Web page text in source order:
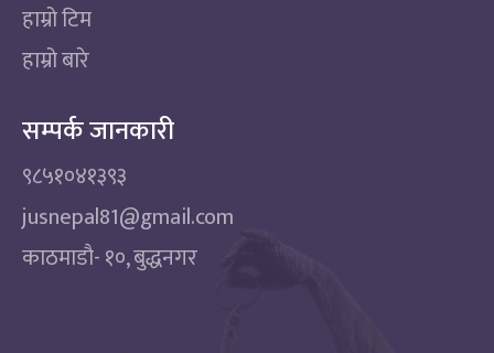
हाम्रो टिम
हाम्रो बारे
सम्पर्क जानकारी
९८५१०४१३९३
jusnepal81@gmail.com
काठमाडाै‌- १०, बुद्धनगर